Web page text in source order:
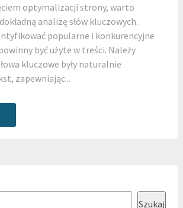
optymalizacji strony, warto
analizę słów kluczowych.
popularne i konkurencyjne
być użyte w treści. Należy
kluczowe były naturalnie
zapewniając...
Szukaj